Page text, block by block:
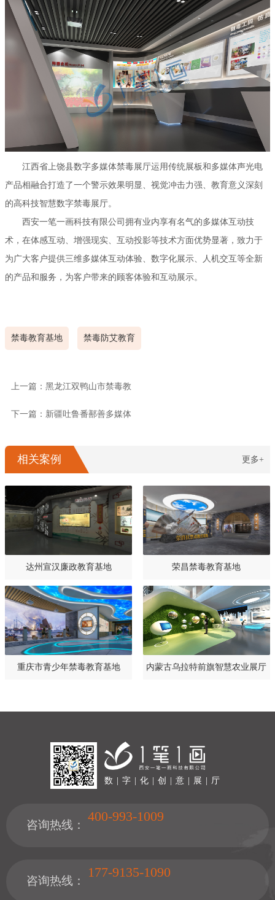
江西省上饶县数字多媒体禁毒展厅运用传统展板和多媒体声光电
产品相融合打造了一个警示效果明显、视觉冲击力强、教育意义深刻
的高科技智慧数字禁毒展厅。
西安一笔一画科技有限公司拥有业内享有名气的多媒体互动技
术，在体感互动、增强现实、互动投影等技术方面优势显著，致力于
为广大客户提供三维多媒体互动体验、数字化展示、人机交互等全新
的产品和服务，为客户带来的顾客体验和互动展示。
禁毒教育基地 禁毒防艾教育
上一篇：黑龙江双鸭山市禁毒教
下一篇：新疆吐鲁番鄯善多媒体
相关案例 更多+
达州宣汉廉政教育基地 荣昌禁毒教育基地
重庆市青少年禁毒教育基地 内蒙古乌拉特前旗智慧农业展厅
数 | 字 | 化 | 创 | 意 | 展 | 厅
咨询热线：
400-993-1009
咨询热线：
177-9135-1090